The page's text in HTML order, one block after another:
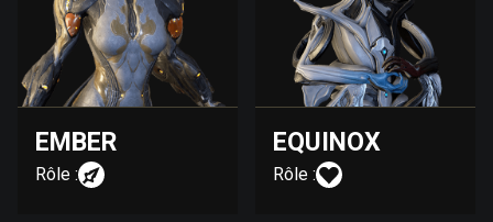
EMBER
Rôle :
EQUINOX
Rôle :